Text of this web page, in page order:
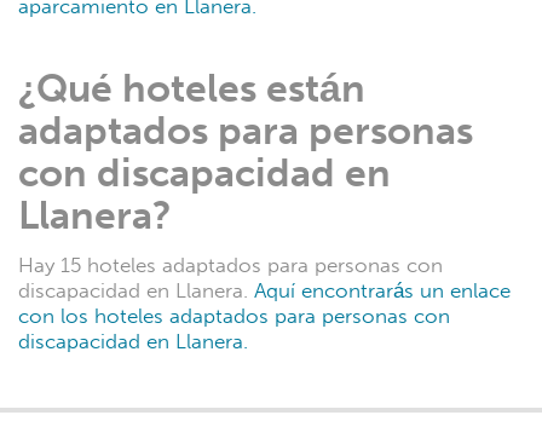
aparcamiento en Llanera.
¿Qué hoteles están
adaptados para personas
con discapacidad en
Llanera?
Hay 15 hoteles adaptados para personas con
discapacidad en Llanera. Aquí encontrarás un enlace
con los hoteles adaptados para personas con
discapacidad en Llanera.